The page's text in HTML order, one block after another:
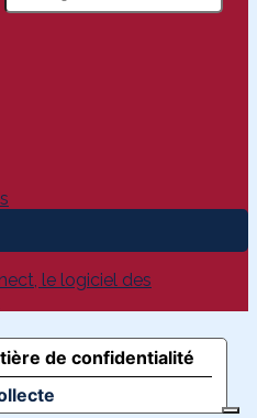
le logiciel des
de confidentialité